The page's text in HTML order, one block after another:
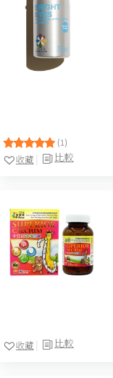
(1)
比較
收藏
比較
收藏